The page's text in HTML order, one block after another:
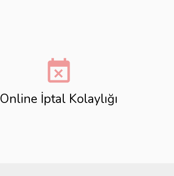
event_busy
Online İptal Kolaylığı